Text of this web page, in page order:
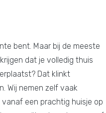
bent. Maar bij de meeste
dat je volledig thuis
Dat klinkt
Wij nemen zelf vaak
een prachtig huisje op